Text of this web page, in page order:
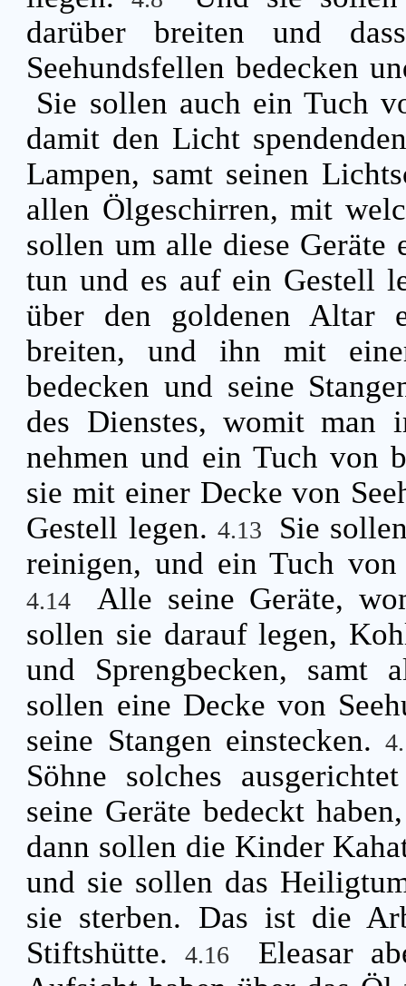
darüber breiten und
Seehundsfellen bedecken
Sie sollen auch ein Tuch
damit den Licht
Lampen, samt seinen
allen Ölgeschirren, mit
sollen um alle diese Geräte
tun und es auf ein Gestell
über den goldenen Altar
breiten, und ihn mit
bedecken und seine
des Dienstes, womit man
nehmen und ein Tuch von
sie mit einer Decke von
Gestell legen. 4.13
Sie
reinigen, und ein Tuch
4.14
Alle seine Geräte,
sollen sie darauf legen,
und Sprengbecken, samt
sollen eine Decke von
seine Stangen einstecken.
Söhne solches
seine Geräte bedeckt
dann sollen die Kinder
und sie sollen das
sie sterben. Das ist die
Stiftshütte.
4.16
Eleasar